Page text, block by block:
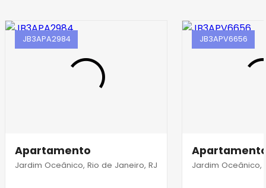
JB3APA2984
Apartamento
Jardim Oceânico, Rio de Janeiro, RJ
JB3APV6656
Jardim Oceânico,